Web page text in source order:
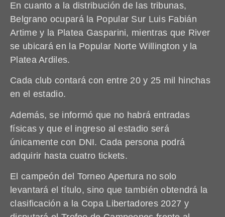
En cuanto a la distribución de las tribunas,
Belgrano ocupará la Popular Sur Luis Fabián
Artime y la Platea Gasparini, mientras que River
se ubicará en la Popular Norte Willington y la
Platea Ardiles.
Cada club contará con entre 20 y 25 mil hinchas
en el estadio.
Además, se informó que no habrá entradas
físicas y que el ingreso al estadio será
únicamente con DNI. Cada persona podrá
adquirir hasta cuatro tickets.
El campeón del Torneo Apertura no solo
levantará el título, sino que también obtendrá la
clasificación a la Copa Libertadores 2027 y